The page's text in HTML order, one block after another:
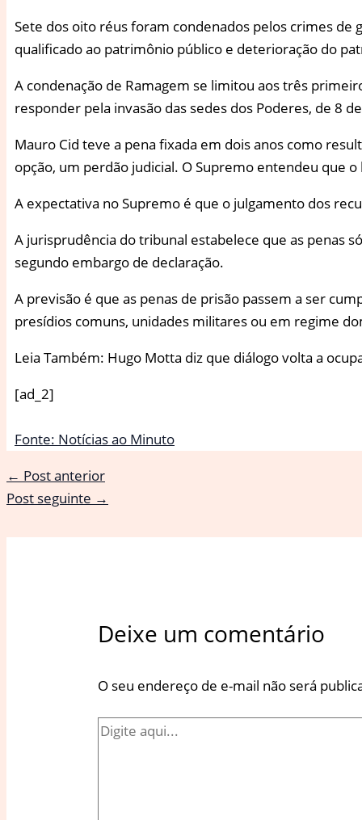
Sete dos oito réus foram condenados pelos crimes de
qualificado ao patrimônio público e deterioração do
A condenação de Ramagem se limitou aos três
responder pela invasão das sedes dos Poderes, de 8
Mauro Cid teve a pena fixada em dois anos como
opção, um perdão judicial. O Supremo entendeu que
A expectativa no Supremo é que o julgamento dos
A jurisprudência do tribunal estabelece que as penas
segundo embargo de declaração.
A previsão é que as penas de prisão passem a ser
presídios comuns, unidades militares ou em regime
Leia Também: Hugo Motta diz que diálogo volta a
[ad_2]
Fonte: Notícias ao Minuto
← Post anterior
Post seguinte →
Deixe um comentário
O seu endereço de e-mail não será
Digite